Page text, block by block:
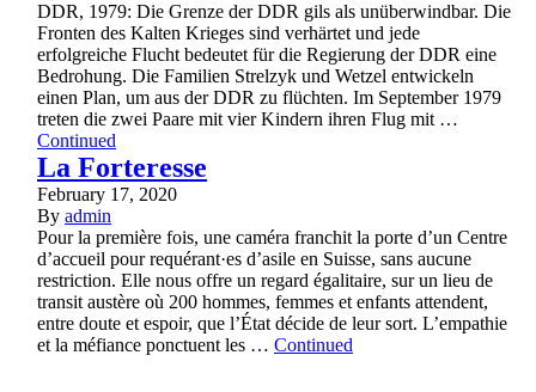
DDR, 1979: Die Grenze der DDR gils als unüberwindbar. Die
Fronten des Kalten Krieges sind verhärtet und jede
erfolgreiche Flucht bedeutet für die Regierung der DDR eine
Bedrohung. Die Familien Strelzyk und Wetzel entwickeln
einen Plan, um aus der DDR zu flüchten. Im September 1979
treten die zwei Paare mit vier Kindern ihren Flug mit …
Continued
La Forteresse
February 17, 2020
By admin
Pour la première fois, une caméra franchit la porte d’un Centre
d’accueil pour requérant·es d’asile en Suisse, sans aucune
restriction. Elle nous offre un regard égalitaire, sur un lieu de
transit austère où 200 hommes, femmes et enfants attendent,
entre doute et espoir, que l’État décide de leur sort. L’empathie
et la méfiance ponctuent les … Continued